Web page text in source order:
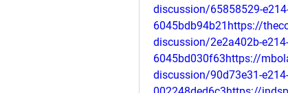
discussion/65858529-
6045bdb94b21https://
discussion/2e2a402b-
6045bd030f63https://
discussion/90d73e31-